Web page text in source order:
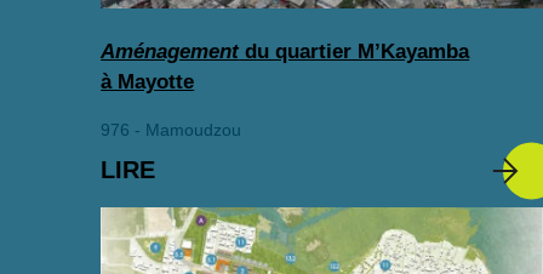
Aménagement du quartier M’Kayamba
à Mayotte
976 - Mamoudzou
LIRE